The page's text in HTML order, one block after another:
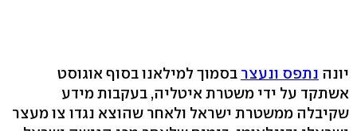
יונה נתפס ונעצר בסמוך למילאנו בסוף אוגוסט
אשתקד על ידי משטרת איטליה, בעקבות מידע
שקיבלה ממשטרת ישראל ולאחר שהוצא נגדו צו מעצר